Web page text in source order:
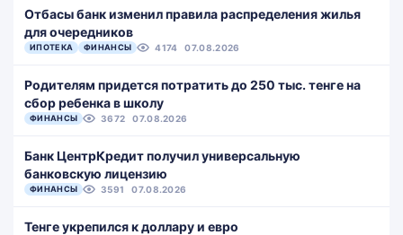
Отбасы банк изменил правила распределения жилья
для очередников
ИПОТЕКА ФИНАНСЫ 4174 07.08.2026
Родителям придется потратить до 250 тыс. тенге на
сбор ребенка в школу
ФИНАНСЫ 3672 07.08.2026
Банк ЦентрКредит получил универсальную
банковскую лицензию
ФИНАНСЫ 3591 07.08.2026
Тенге укрепился к доллару и евро